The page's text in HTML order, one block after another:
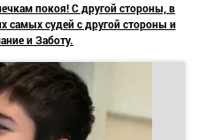
покоя! С другой стороны, в
самых судей с другой стороны и
и Заботу.